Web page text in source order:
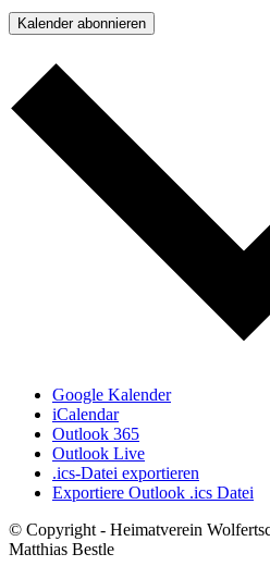
Kalender abonnieren
Google Kalender
iCalendar
Outlook 365
Outlook Live
.ics-Datei exportieren
Exportiere Outlook .ics Datei
© Copyright - Heimatverein
Matthias Bestle